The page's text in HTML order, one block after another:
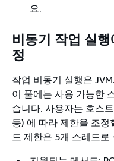
요.
비동기 작업 실
정
작업 비동기 실행은
이 풀에는 사용 가능한
습니다. 사용자는 호스
등) 에 따라 제한을 조
드 제한은 5개 스레드로